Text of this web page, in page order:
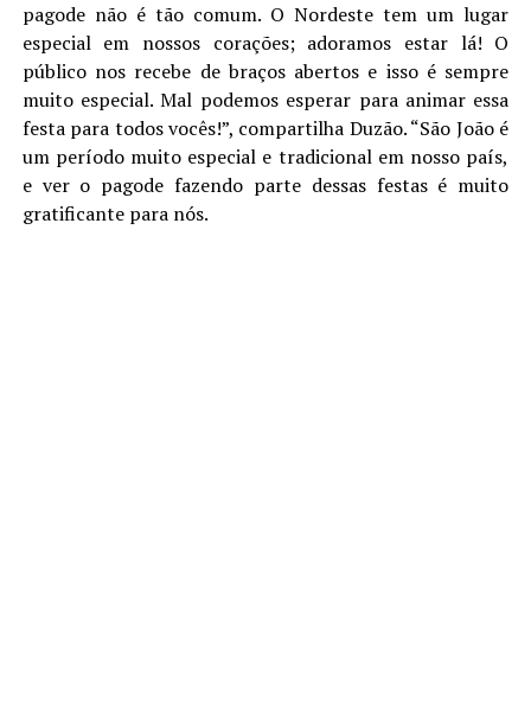
pagode não é tão comum. O Nordeste tem um lugar
especial em nossos corações; adoramos estar lá! O
público nos recebe de braços abertos e isso é sempre
muito especial. Mal podemos esperar para animar essa
festa para todos vocês!”, compartilha Duzão. “São João é
um período muito especial e tradicional em nosso país,
e ver o pagode fazendo parte dessas festas é muito
gratificante para nós.